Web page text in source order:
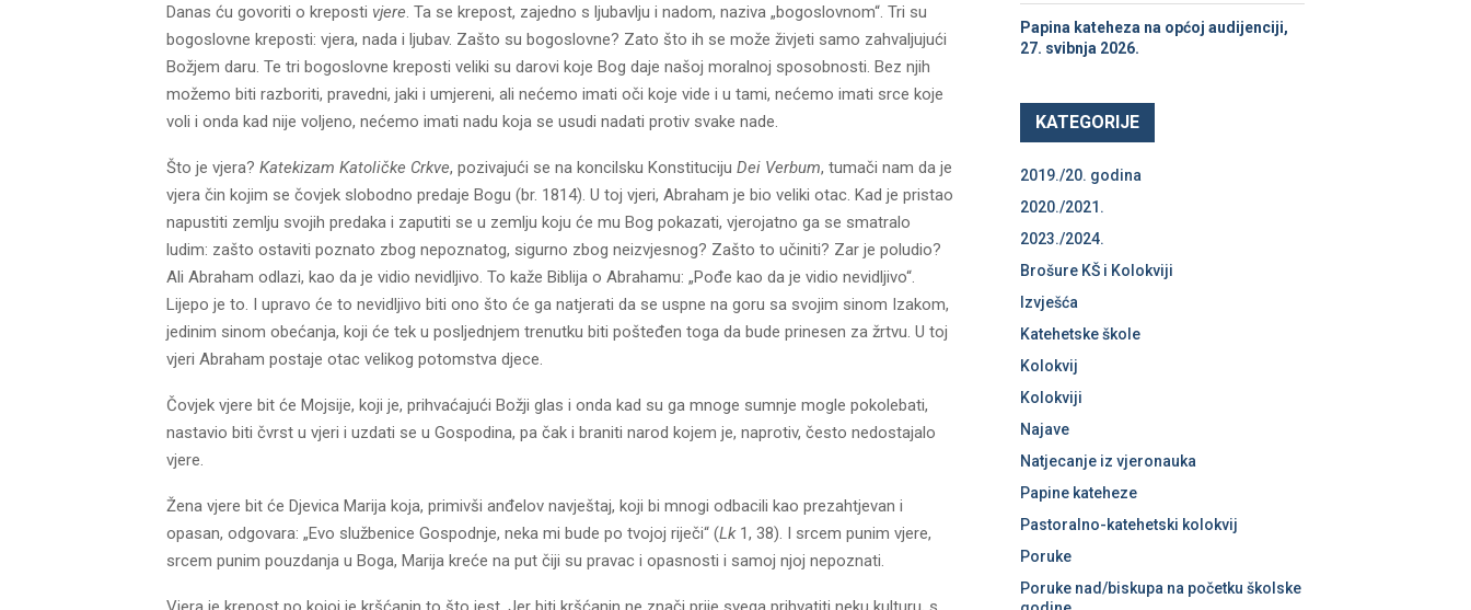
Danas ću govoriti o kreposti vjere . Ta se krepost, zajedno s ljubavlju i nadom, naziva „bogoslovnom“. Tri su
bogoslovne kreposti: vjera, nada i ljubav. Zašto su bogoslovne? Zato što ih se može živjeti samo zahvaljujući
Božjem daru. Te tri bogoslovne kreposti veliki su darovi koje Bog daje našoj moralnoj sposobnosti. Bez njih
možemo biti razboriti, pravedni, jaki i umjereni, ali nećemo imati oči koje vide i u tami, nećemo imati srce koje
voli i onda kad nije voljeno, nećemo imati nadu koja se usudi nadati protiv svake nade.
Što je vjera? Katekizam Katoličke Crkve, pozivajući se na koncilsku Konstituciju Dei Verbum, tumači nam da je
vjera čin kojim se čovjek slobodno predaje Bogu (br. 1814). U toj vjeri, Abraham je bio veliki otac. Kad je pristao
napustiti zemlju svojih predaka i zaputiti se u zemlju koju će mu Bog pokazati, vjerojatno ga se smatralo
ludim: zašto ostaviti poznato zbog nepoznatog, sigurno zbog neizvjesnog? Zašto to učiniti? Zar je poludio?
Ali Abraham odlazi, kao da je vidio nevidljivo. To kaže Biblija o Abrahamu: „Pođe kao da je vidio nevidljivo“.
Lijepo je to. I upravo će to nevidljivo biti ono što će ga natjerati da se uspne na goru sa svojim sinom Izakom,
jedinim sinom obećanja, koji će tek u posljednjem trenutku biti pošteđen toga da bude prinesen za žrtvu. U toj
vjeri Abraham postaje otac velikog potomstva djece.
Čovjek vjere bit će Mojsije, koji je, prihvaćajući Božji glas i onda kad su ga mnoge sumnje mogle pokolebati,
nastavio biti čvrst u vjeri i uzdati se u Gospodina, pa čak i braniti narod kojem je, naprotiv, često nedostajalo
vjere.
Žena vjere bit će Djevica Marija koja, primivši anđelov navještaj, koji bi mnogi odbacili kao prezahtjevan i
opasan, odgovara: „Evo službenice Gospodnje, neka mi bude po tvojoj riječi“ (Lk1, 38). I srcem punim vjere,
srcem punim pouzdanja u Boga, Marija kreće na put čiji su pravac i opasnosti i samoj njoj nepoznati.
Papina kateheza na općoj audijenciji,
27. svibnja 2026.
KATEGORIJE
2019./20. godina
2020./2021.
2023./2024.
Brošure KŠ i Kolokviji
Izvješća
Katehetske škole
Kolokvij
Kolokviji
Najave
Natjecanje iz vjeronauka
Papine kateheze
Pastoralno-katehetski kolokvij
Poruke
Poruke nad/biskupa na početku školske